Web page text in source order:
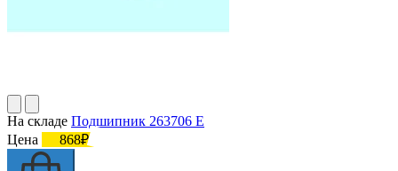
На складе Подшипник 263706 Е
Цена
868₽